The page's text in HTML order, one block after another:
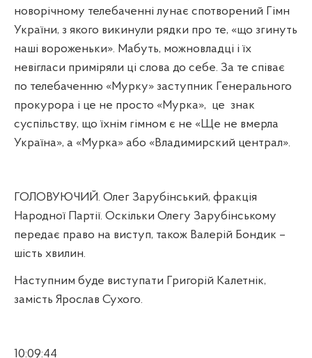
новорічному телебаченні лунає спотворений Гімн
України, з якого викинули рядки про те, «що згинуть
наші вороженьки». Мабуть, можновладці і їх
невігласи приміряли ці слова до себе. За те співає
по телебаченню «Мурку» заступник Генерального
прокурора і це не просто «Мурка», це знак
суспільству, що їхнім гімном є не «Ще не вмерла
Україна», а «Мурка» або «Владимирский централ».
ГОЛОВУЮЧИЙ. Олег Зарубінський, фракція
Народної Партії. Оскільки Олегу Зарубінському
передає право на виступ, також Валерій Бондик –
шість хвилин.
Наступним буде виступати Григорій Калетнік,
замість Ярослав Сухого.
10:09:44